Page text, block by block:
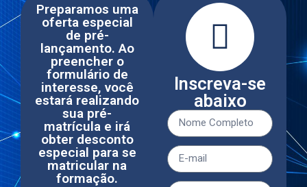
Preparamos uma
oferta especial
de pré-
lançamento. Ao
preencher o
formulário de
interesse, você
estará realizando
sua pré-
matrícula e irá
obter desconto
especial para se
matricular na
formação.
Inscreva-se
abaixo